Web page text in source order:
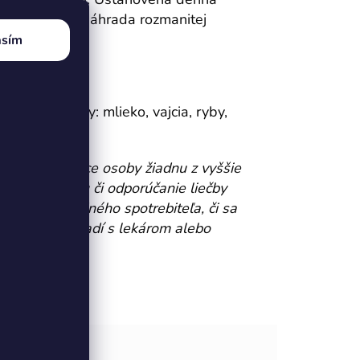
užívať ako náhrada rozmanitej
alergény: mlieko, vajcia, ryby,
osoby žiadnu z vyššie
na liečbu či odporúčanie liečby
každého jedného spotrebiteľa, či sa
užívaní poradí s lekárom alebo